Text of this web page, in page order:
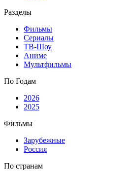
Разделы
Фильмы
Сериалы
ТВ-Шоу
Аниме
Мультфильмы
По Годам
2026
2025
Фильмы
Зарубежные
Россия
По странам